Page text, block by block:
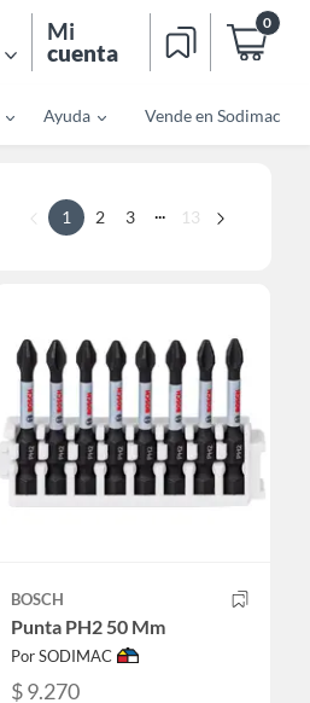
Mi
cuenta
0
Ayuda Vende en Sodimac
1 2 3 ... 13
BOSCH
Punta PH2 50 Mm
Por SODIMAC
$ 9.270